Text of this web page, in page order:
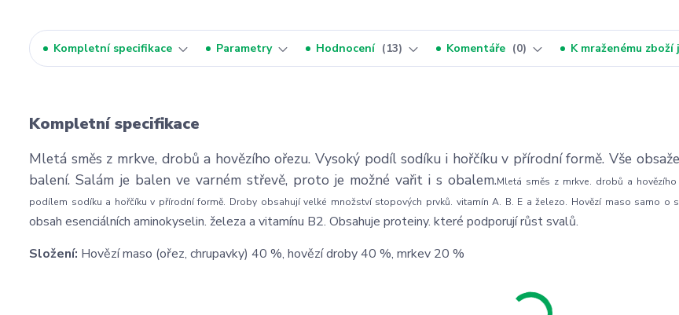
Kompletní specifikace Parametry Hodnocení 13 Komentáře 0 K mraženému
Kompletní specifikace
Mletá směs z mrkve, drobů a hovězího ořezu. Vysoký podíl sodíku i hořčíku v přírodní formě. Vše
balení. Salám je balen ve varném střevě, proto je možné vařit i s obalem.Mletá směs z mrkve. drobů a
podílem sodíku a hořčíku v přírodní formě. Droby obsahují velké množství stopových prvků. vitamín A. B. E a železo. Hovězí maso samo o
obsah esenciálních aminokyselin. železa a vitamínu B2. Obsahuje proteiny. které podporují růst svalů.
Složení: Hovězí maso (ořez, chrupavky) 40 %, hovězí droby 40 %, mrkev 20 %